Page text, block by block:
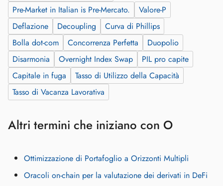
Pre‑Market in Italian is Pre‑Mercato.
Valore-P
Deflazione
Decoupling
Curva di Phillips
Bolla dot-com
Concorrenza Perfetta
Duopolio
Disarmonia
Overnight Index Swap
PIL pro capite
Capitale in fuga
Tasso di Utilizzo della Capacità
Tasso di Vacanza Lavorativa
Altri termini che iniziano con O
Ottimizzazione di Portafoglio a Orizzonti Multipli
Oracoli on-chain per la valutazione dei derivati in DeFi